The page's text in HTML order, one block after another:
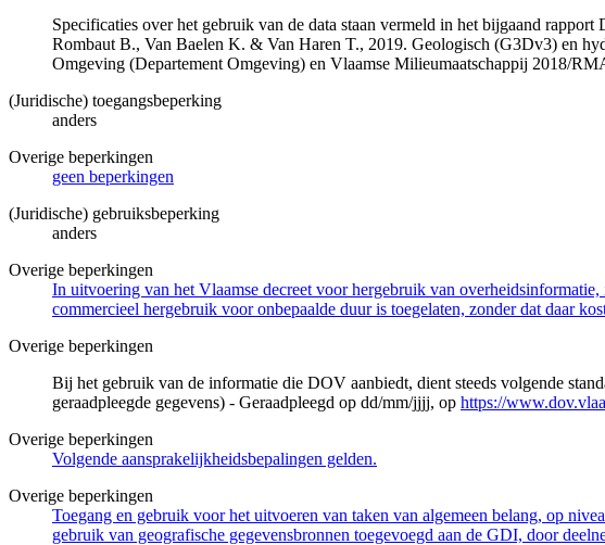
Specificaties over het gebruik van de data staan vermeld in het bijgaand
Rombaut B., Van Baelen K. & Van Haren T., 2019. Geologisch (G3Dv3) en
Omgeving (Departement Omgeving) en Vlaamse Milieumaatschappij 2018/
(Juridische) toegangsbeperking
anders
Overige beperkingen
geen beperkingen
(Juridische) gebruiksbeperking
anders
Overige beperkingen
In uitvoering van het Vlaamse decreet voor hergebruik van
commercieel hergebruik voor onbepaalde duur is toegelaten, zonder dat daar
Overige beperkingen
Bij het gebruik van de informatie die DOV aanbiedt, dient steeds volgende
geraadpleegde gegevens) - Geraadpleegd op dd/mm/jjjj, op https://
Overige beperkingen
Volgende aansprakelijkheidsbepalingen gelden.
Overige beperkingen
Toegang en gebruik voor het uitvoeren van taken van algemeen belang, op
gebruik van geografische gegevensbronnen toegevoegd aan de GDI, door